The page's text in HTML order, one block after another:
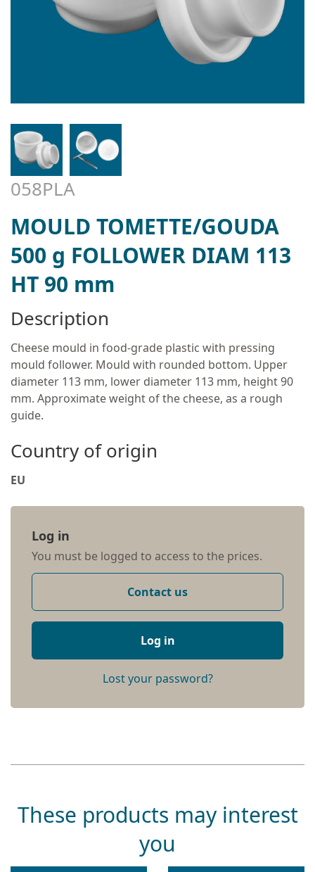
058PLA
MOULD TOMETTE/GOUDA
500 g FOLLOWER DIAM 113
HT 90 mm
Description
Cheese mould in food-grade plastic with pressing
mould follower. Mould with rounded bottom. Upper
diameter 113 mm, lower diameter 113 mm, height 90
mm. Approximate weight of the cheese, as a rough
guide.
Country of origin
EU
Log in
You must be logged to access to the prices.
Contact us
Log in
Lost your password?
These products may interest
you